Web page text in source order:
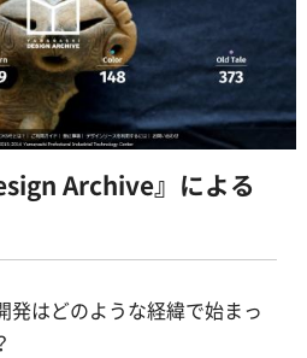
Archive』による
発はどのような経緯で始まっ